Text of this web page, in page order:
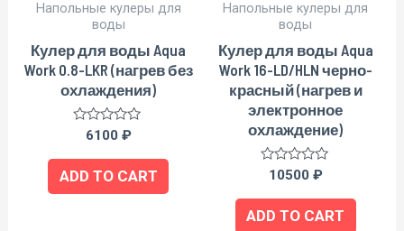
Напольные кулеры для
воды
Кулер для воды Aqua
Work 0.8-LKR (нагрев без
охлаждения)
Rated
out
of
5
6100 ₽
ADD TO CART
Напольные кулеры для
воды
Кулер для воды Aqua
Work 16-LD/HLN черно-
красный (нагрев и
электронное
охлаждение)
Rated
out
of
5
10500 ₽
ADD TO CART